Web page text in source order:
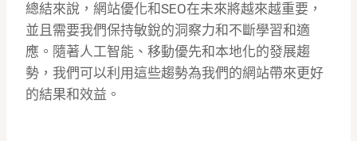
總結來說，網站優化和SEO在未來將越來越重要，
並且需要我們保持敏銳的洞察力和不斷學習和適
應。隨著人工智能、移動優先和本地化的發展趨
勢，我們可以利用這些趨勢為我們的網站帶來更好
的結果和效益。